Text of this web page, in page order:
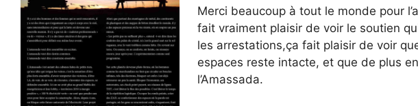
Merci beaucoup à tout le monde pour
fait vraiment plaisir de voir le soutien
les arrestations,ça fait plaisir de voir
espaces reste intacte, et que de plus
l’Amassada.